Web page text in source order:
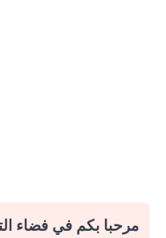
مرحبا بكم في فضاء